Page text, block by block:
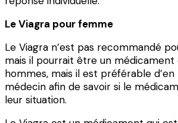
Le Viagra pour femme
Le Viagra n’est pas recommandé
mais il pourrait être un
hommes, mais il est préférable
médecin afin de savoir si le
leur situation.